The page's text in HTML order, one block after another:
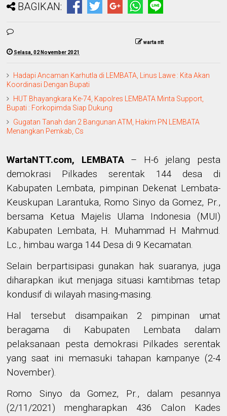
BAGIKAN:
warta ntt
Selasa, 02 November 2021
Hadapi Ancaman Karhutla di LEMBATA, Linus Lawe : Kita Akan
Koordinasi Dengan Bupati
HUT Bhayangkara Ke-74, Kapolres LEMBATA Minta Support,
Bupati : Forkopimda Siap Dukung
Gugatan Tanah dan 2 Bangunan ATM, Hakim PN LEMBATA
Menangkan Pemkab, Cs
WartaNTT.com, LEMBATA– H-6 jelang pesta
demokrasi Pilkades serentak 144 desa di
Kabupaten Lembata, pimpinan Dekenat Lembata-
Keuskupan Larantuka, Romo Sinyo da Gomez, Pr.,
bersama Ketua Majelis Ulama Indonesia(MUI)
Kabupaten Lembata, H. Muhammad H Mahmud.
Lc., himbau warga 144 Desadi 9 Kecamatan.
Selain berpartisipasi gunakan hak suaranya, juga
diharapkan ikutmenjaga situasi kamtibmas tetap
kondusif di wilayah masing-masing.
Hal tersebut disampaikan 2 pimpinan umat
beragama di Kabupaten Lembata dalam
pelaksanaan pesta demokrasi Pilkades serentak
yangsaat ini memasuki tahapan kampanye (2-4
November).
Romo Sinyo da Gomez, Pr., dalam pesannya
(2/11/2021) mengharapkan 436 Calon Kades